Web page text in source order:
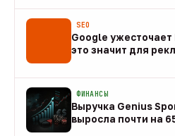
SEO
Google ужесточает
это значит для
ФИНАНСЫ
Выручка Genius
выросла почти на